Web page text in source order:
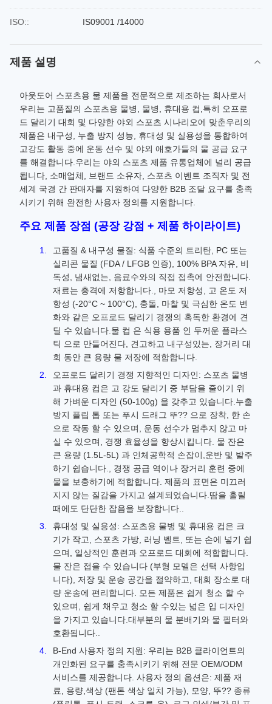
ISO:: IS09001 /14000
제품 설명
아웃도어 스포츠용 물 제품을 전문적으로 제조하는 회사로서
우리는 고품질의 스포츠용 물병, 물병, 휴대용 컵,특히 오프로
드 달리기 대회 및 다양한 야외 스포츠 시나리오에 맞춘우리의
제품은 내구성, 누출 방지 성능, 휴대성 및 실용성을 통합하여
고강도 활동 중에 운동 선수 및 야외 애호가들의 물 공급 요구
를 해결합니다.우리는 야외 스포츠 제품 유통업체에 널리 공급
됩니다, 소매업체, 브랜드 소유자, 스포츠 이벤트 조직자 및 전
세계 국경 간 판매자를 지원하여 다양한 B2B 조달 요구를 충족
시키기 위해 완전한 사용자 정의를 지원합니다.
주요 제품 장점 (공장 강점 + 제품 하이라이트)
고품질 & 내구성 물질: 식품 수준의 트리탄, PC 또는
실리콘 물질 (FDA / LFGB 인증), 100% BPA 자유, 비
독성, 냄새없는, 음료수와의 직접 접촉에 안전합니다.
재료는 충격에 저항합니다., 마모 저항성, 고 온도 저
항성 (-20°C ~ 100°C), 충돌, 마찰 및 극심한 온도 변
화와 같은 오프로드 달리기 경쟁의 혹독한 환경에 견
딜 수 있습니다.물 컵 은 식용 용품 인 두꺼운 플라스
틱 으로 만들어진다, 견고하고 내구성있는, 장거리 대
회 동안 큰 용량 물 저장에 적합합니다.
오프로드 달리기 경쟁 지향적인 디자인: 스포츠 물병
과 휴대용 컵은 고 강도 달리기 중 부담을 줄이기 위
해 가벼운 디자인 (50-100g) 을 갖추고 있습니다.누출
방지 플립 톱 또는 푸시 드래그 뚜?? 으로 장착, 한 손
으로 작동 할 수 있으며, 운동 선수가 멈추지 않고 마
실 수 있으며, 경쟁 효율성을 향상시킵니다. 물 잔은
큰 용량 (1.5L-5L) 과 인체공학적 손잡이,운반 및 발주
하기 쉽습니다., 경쟁 공급 역이나 장거리 훈련 중에
물을 보충하기에 적합합니다. 제품의 표면은 미끄러
지지 않는 질감을 가지고 설계되었습니다.땀을 흘릴
때에도 단단한 잡음을 보장합니다..
휴대성 및 실용성: 스포츠용 물병 및 휴대용 컵은 크
기가 작고, 스포츠 가방, 러닝 벨트, 또는 손에 넣기 쉽
으며, 일상적인 훈련과 오프로드 대회에 적합합니다.
물 잔은 접을 수 있습니다 (부형 모델은 선택 사항입
니다), 저장 및 운송 공간을 절약하고, 대회 장소로 대
량 운송에 편리합니다. 모든 제품은 쉽게 청소 할 수
있으며, 쉽게 채우고 청소 할 수있는 넓은 입 디자인
을 가지고 있습니다.대부분의 물 분배기와 물 필터와
호환됩니다..
B-End 사용자 정의 지원: 우리는 B2B 클라이언트의
개인화된 요구를 충족시키기 위해 전문 OEM/ODM
서비스를 제공합니다. 사용자 정의 옵션은: 제품 재
료, 용량,색상 (팬톤 색상 일치 가능), 모양, 뚜?? 종류